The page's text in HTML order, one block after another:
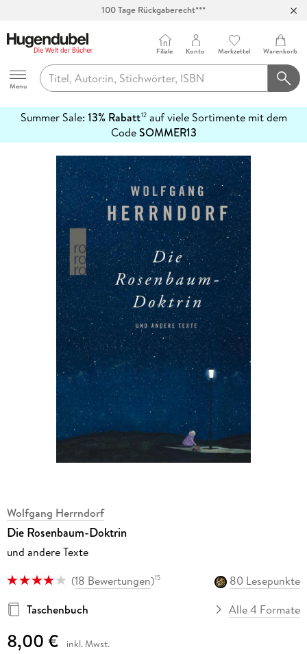
100 Tage Rückgaberecht***
Hugendubel
Menu
Filiale Konto Merkzettel Warenkorb
Summer Sale: 13% Rabatt12auf viele Sortimente mit dem
CodeSOMMER13
erfahren
Wolfgang Herrndorf
Die Rosenbaum-Doktrin
und andere Texte
(18 Bewertungen)15
80 Lesepunkte
Taschenbuch
Alle 4 Formate
8,00 € inkl. Mwst.